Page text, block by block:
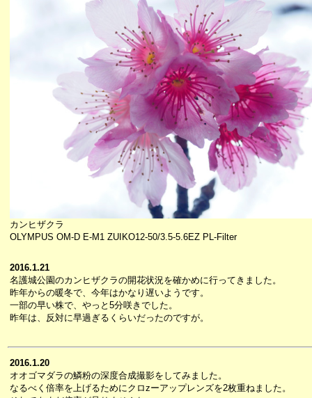
カンヒザクラ
OLYMPUS OM-D E-M1 ZUIKO12-50/3.5-5.6EZ PL-Filter
2016.1.21
名護城公園のカンヒザクラの開花状況を確かめに行ってきました。
昨年からの暖冬で、今年はかなり遅いようです。
一部の早い株で、やっと5分咲きでした。
昨年は、反対に早過ぎるくらいだったのですが。
2016.1.20
オオゴマダラの鱗粉の深度合成撮影をしてみました。
なるべく倍率を上げるためにクロzーアップレンズを2枚重ねました。